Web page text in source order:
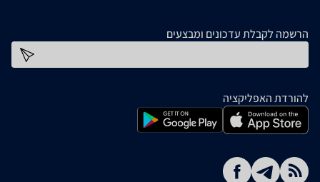
הרשמה לקבלת עדכונים ומבצעים
להורדת האפליקציה